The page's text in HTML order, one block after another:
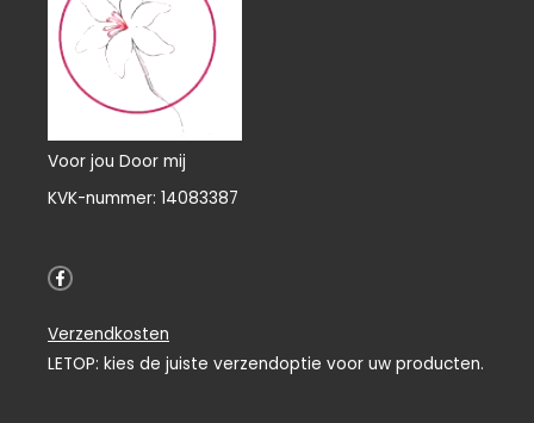
Voor jou Door mij
KVK-nummer: 14083387
F
a
b
o
Verzendkosten
LETOP: kies de juiste verzendoptie voor uw producten.